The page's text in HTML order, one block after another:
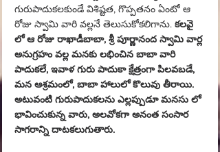
గురుపాదుకలకుండే విశిష్టత, గొప్పతనం ఏంటో ఆ
రోజు స్వామి వారి వల్లనే తెలుసుకోకలిగాను. కలవై
లో ఆ రోజు రాఖాడీబాబా, శ్రీ పూర్ణానంద స్వామి వార్ల
అనుగ్రహం వల్ల మనకు లభించిన బాబా వారి
పాదుకలే, ఇవాళ గురు పాదుకా క్షేత్రంగా పిలవబడే,
మన ఆశ్రమంలో, బాబా హాలులో కొలువు తీరాయి.
అటువంటి గురుపాదుకలను ఎల్లప్పుడూ మనసు లో
భావించుకున్న వారు, అలవోకగా అనంత సంసార
సాగరాన్ని దాటకలుగుతారు.